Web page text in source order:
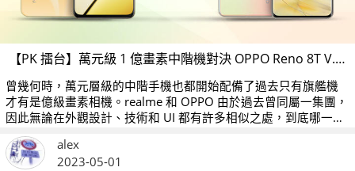
【PK 擂台】萬元級 1 億畫素中階機對決 OPPO Reno 8T V.S. realme 11 5G
曾幾何時，萬元層級的中階手機也都開始配備了過去只有旗艦機
才有是億級畫素相機。realme 和 OPPO 由於過去曾同屬一集團，
因此無論在外觀設計、技術和 UI 都有許多相似之處，到底哪一台
CP 值比較高呢？
alex
2023-05-01